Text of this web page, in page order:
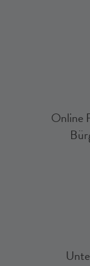
Online